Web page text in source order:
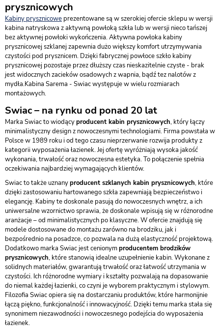
prysznicowych
Kabiny prysznicowe prezentowane są w szerokiej ofercie sklepu w wersji
kabina natryskowa z aktywną powłoką szkła lub w wersji nieco tańszej
bez aktywnej powłoki wykończenia. Aktywna powłoka kabiny
prysznicowej szklanej zapewnia dużo większy komfort utrzymywania
czystości pod prysznicem. Dzięki fabrycznej powłoce szkło kabiny
prysznicowej pozostaje przez dłuższy czas nieskazitelnie czyste - brak
jest widocznych zacieków osadowych z wapnia, bądź tez nalotów z
mydła.Kabina Sarema - Swiac występuje w wielu rozmiarach
montażowych.
Swiac – na rynku od ponad 20 lat
Marka Swiac to wiodącyproducent kabin prysznicowych, który łączy
minimalistyczny design z nowoczesnymi technologiami. Firma powstała w
Polsce w 1989 roku i od tego czasu nieprzerwanie rozwija produkty z
kategorii wyposażenia łazienek. Jej ofertę wyróżniają wysoka jakość
wykonania, trwałość oraz nowoczesna estetyka. To połączenie spełnia
oczekiwania najbardziej wymagających klientów.
Swiac to także uznanyproducent szklanych kabin prysznicowych, które
dzięki zastosowaniu hartowanego szkła zapewniają bezpieczeństwo i
elegancję. Kabiny te doskonale pasują do nowoczesnych wnętrz, a ich
uniwersalne wzornictwo sprawia, że doskonale wpisują się w różnorodne
aranżacje – od minimalistycznych po klasyczne. W ofercie znajdują się
modele dostosowane do montażu zarówno na brodziku, jak i
bezpośrednio na posadzce, co pozwala na dużą elastyczność projektową.
Dodatkowo marka Swiac jest cenionymproducentem brodzików
prysznicowych, które stanowią idealne uzupełnienie kabin. Wykonane z
solidnych materiałów, gwarantują trwałość oraz łatwość utrzymania w
czystości. Ich różnorodne wymiary i kształty pozwalają na dopasowanie
do niemal każdej łazienki, co czyni je wyborem praktycznym i stylowym.
Filozofia Swiac opiera się na dostarczaniu produktów, które harmonijnie
łączą piękno, funkcjonalność i innowacyjność. Dzięki temu marka stała się
synonimem niezawodności i nowoczesnego podejścia do wyposażenia
łazienek.